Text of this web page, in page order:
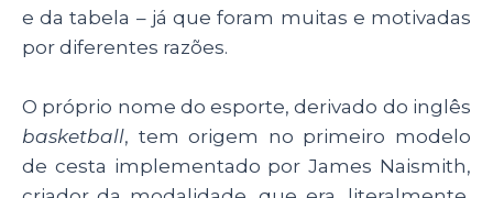
e da tabela – já que foram muitas e motivadas
por diferentes razões.
O próprio nome do esporte, derivado do inglês
basketball, tem origem no primeiro modelo
de cesta implementado por James Naismith,